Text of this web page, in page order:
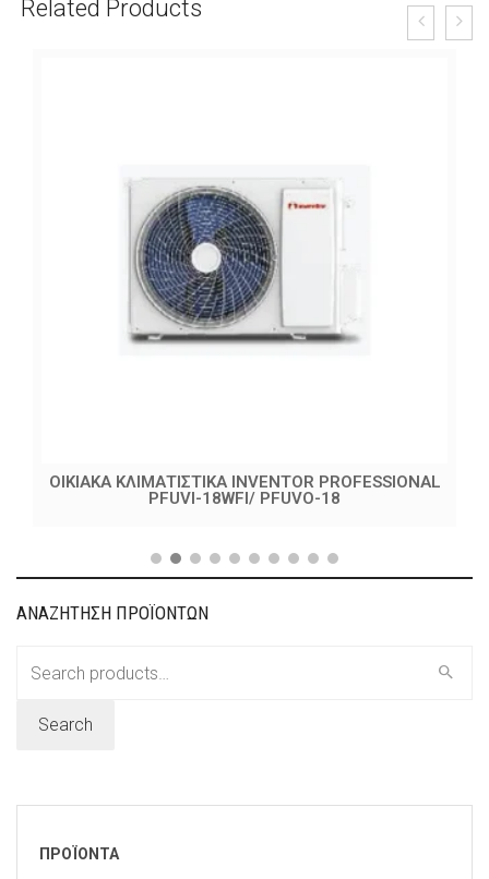
Related Products
ΟΙΚΙΑΚΑ ΚΛΙΜΑΤΙΣΤΙΚΑ INVENTOR PROFESSIONAL
PFUVI-18WFI/ PFUVO-18
ΑΝΑΖΗΤΗΣΗ ΠΡΟΪΟΝΤΩΝ
Search
ΠΡΟΪΟΝΤΑ